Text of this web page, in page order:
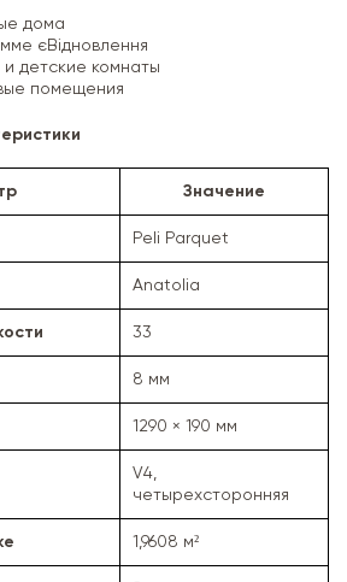
дома
єВідновлення
и детские комнаты
помещения
Значение
Peli Parquet
Anatolia
33
8 мм
1290 × 190 мм
V4,
четырехсторонняя
1,9608 м²